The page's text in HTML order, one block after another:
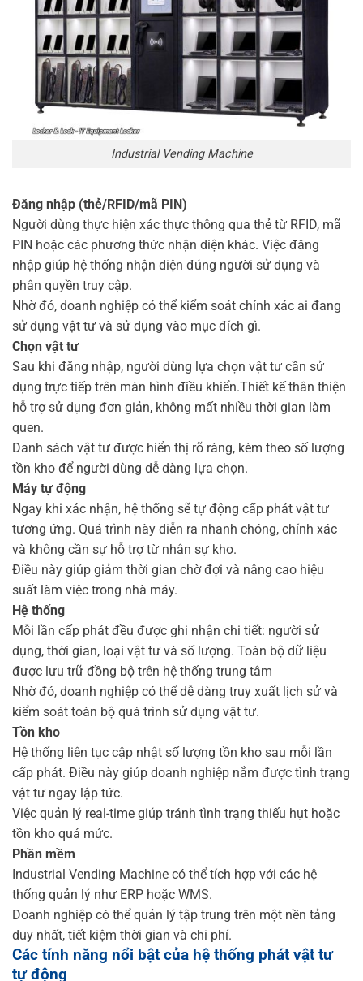
Industrial Vending Machine
Đăng nhập (thẻ/RFID/mã PIN)
Người dùng thực hiện xác thực thông qua thẻ từ RFID, mã
PIN hoặc các phương thức nhận diện khác. Việc đăng
nhập giúp hệ thống nhận diện đúng người sử dụng và
phân quyền truy cập.
Nhờ đó, doanh nghiệp có thể kiểm soát chính xác ai đang
sử dụng vật tư và sử dụng vào mục đích gì.
Chọn vật tư
Sau khi đăng nhập, người dùng lựa chọn vật tư cần sử
dụng trực tiếp trên màn hình điều khiển.Thiết kế thân thiện
hỗ trợ sử dụng đơn giản, không mất nhiều thời gian làm
quen.
Danh sách vật tư được hiển thị rõ ràng, kèm theo số lượng
tồn kho để người dùng dễ dàng lựa chọn.
Máy tự động
Ngay khi xác nhận, hệ thống sẽ tự động cấp phát vật tư
tương ứng. Quá trình này diễn ra nhanh chóng, chính xác
và không cần sự hỗ trợ từ nhân sự kho.
Điều này giúp giảm thời gian chờ đợi và nâng cao hiệu
suất làm việc trong nhà máy.
Hệ thống
Mỗi lần cấp phát đều được ghi nhận chi tiết: người sử
dụng, thời gian, loại vật tư và số lượng. Toàn bộ dữ liệu
được lưu trữ đồng bộ trên hệ thống trung tâm
Nhờ đó, doanh nghiệp có thể dễ dàng truy xuất lịch sử và
kiểm soát toàn bộ quá trình sử dụng vật tư.
Tồn kho
Hệ thống liên tục cập nhật số lượng tồn kho sau mỗi lần
cấp phát. Điều này giúp doanh nghiệp nắm được tình trạng
vật tư ngay lập tức.
Việc quản lý real-time giúp tránh tình trạng thiếu hụt hoặc
tồn kho quá mức.
Phần mềm
Industrial Vending Machine có thể tích hợp với các hệ
thống quản lý như ERP hoặc WMS.
Doanh nghiệp có thể quản lý tập trung trên một nền tảng
duy nhất, tiết kiệm thời gian và chi phí.
Các tính năng nổi bật của hệ thống phát vật tư
tự động